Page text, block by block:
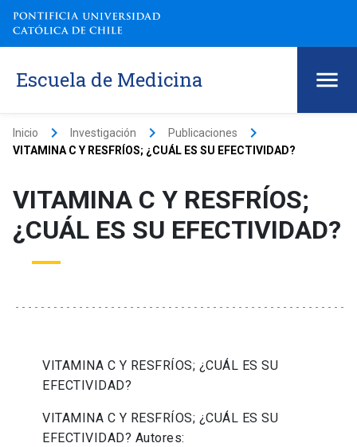
Escuela de Medicina
Inicio keyboard_arrow_right Investigación keyboard_arrow_right Publicaciones keyboard_arrow_right
VITAMINA C Y RESFRÍOS; ¿CUÁL ES SU EFECTIVIDAD?
VITAMINA C Y RESFRÍOS;
¿CUÁL ES SU EFECTIVIDAD?
VITAMINA C Y RESFRÍOS; ¿CUÁL ES SU
EFECTIVIDAD?
VITAMINA C Y RESFRÍOS; ¿CUÁL ES SU
EFECTIVIDAD? Autores: